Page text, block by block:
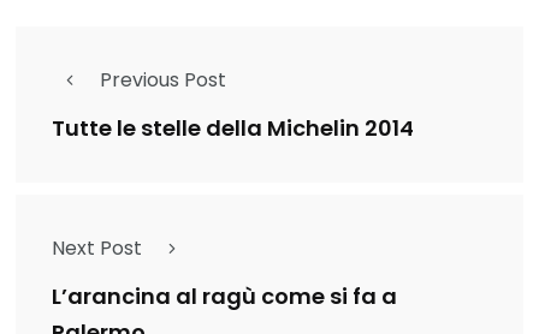
Previous Post
Tutte le stelle della Michelin 2014
Next Post
L’arancina al ragù come si fa a